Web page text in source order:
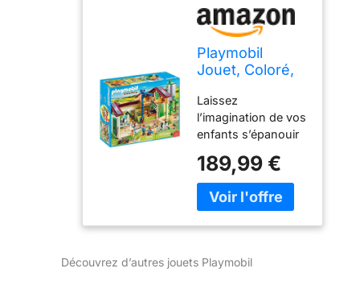
Playmobil
Jouet, Coloré,
cm
Laissez
l’imagination de vos
enfants s’épanouir
créativité sans
limites ! Conçus
spécialement pour
âge, alliant sécurité
189,99 €
Découvrez d’autres jouets Playmobil